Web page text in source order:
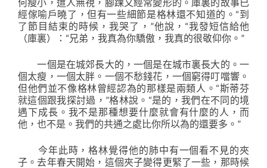
經傢喻戶曉了，但有一些細節是格林還不知道的。“到
了節目結束的時候，我哭了，”他說，“我發短信給他
（庫裏）：“兄弟，我真為你驕傲，我真的很敬仰你。”
一個是在城郊長大的，一個是在城市裏長大的。一
個太瘦，一個太胖。一個不愁錢花，一個窮得叮噹響。
但他們並不像格林曾經認為的那樣是兩類人。“斯蒂芬
就這個跟我探討過，”格林說。“是的，我們在不同的境
遇下成長。我不是那種想要什麼就會有什麼的人，而
他，也不是。我們的共通之處比你所以為的還要多。”
今年此時，格林覺得他的肺中有一個看不見的夾
子。去年春天開始，這個夾子變得更緊了一些，那時候